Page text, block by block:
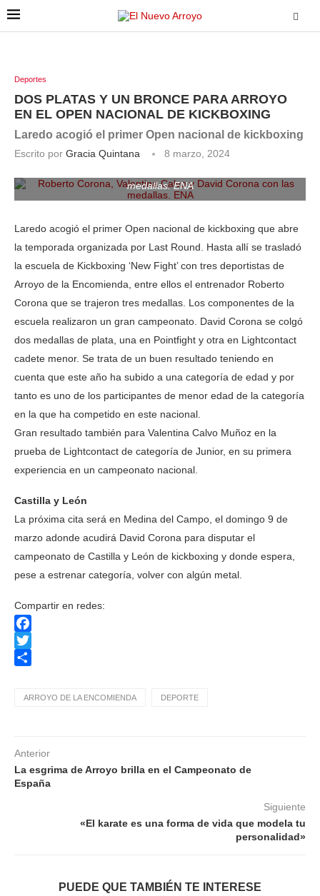
Deportes
DOS PLATAS Y UN BRONCE PARA ARROYO
EN EL OPEN NACIONAL DE KICKBOXING
Laredo acogió el primer Open nacional de kickboxing
Escrito por Gracia Quintana
8 marzo, 2024
medallas. ENA
Laredo acogió el primer Open nacional de kickboxing que abre
la temporada organizada por Last Round. Hasta allí se trasladó
la escuela de Kickboxing ‘New Fight’ con tres deportistas de
Arroyo de la Encomienda, entre ellos el entrenador Roberto
Corona que se trajeron tres medallas. Los componentes de la
escuela realizaron un gran campeonato. David Corona se colgó
dos medallas de plata, una en Pointfight y otra en Lightcontact
cadete menor. Se trata de un buen resultado teniendo en
cuenta que este año ha subido a una categoría de edad y por
tanto es uno de los participantes de menor edad de la categoría
en la que ha competido en este nacional.
Gran resultado también para Valentina Calvo Muñoz en la
prueba de Lightcontact de categoría de Junior, en su primera
experiencia en un campeonato nacional.
Castilla y León
La próxima cita será en Medina del Campo, el domingo 9 de
marzo adonde acudirá David Corona para disputar el
campeonato de Castilla y León de kickboxing y donde espera,
pese a estrenar categoría, volver con algún metal.
Compartir en redes:
Facebook
Twitter
ARROYO DE LA ENCOMIENDA DEPORTE
Anterior
La esgrima de Arroyo brilla en el Campeonato de
España
Siguiente
«El karate es una forma de vida que modela tu
personalidad»
PUEDE QUE TAMBIÉN TE INTERESE